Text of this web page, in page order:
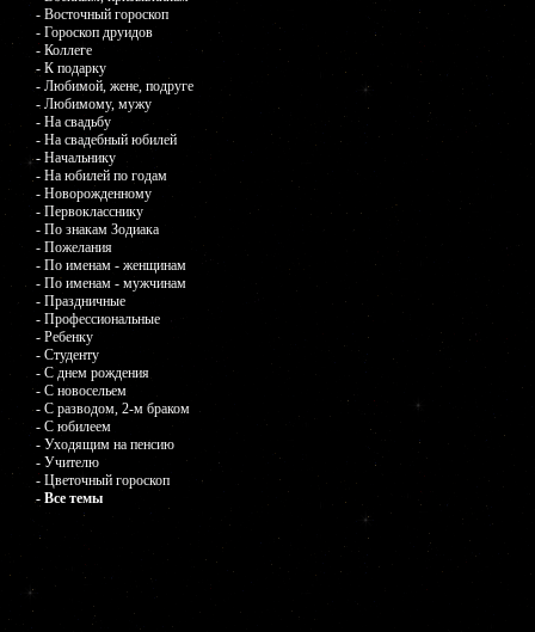
- Восточный гороскоп
- Гороскоп друидов
- Коллеге
- К подарку
- Любимой, жене, подруге
- Любимому, мужу
- На свадьбу
- На свадебный юбилей
- Начальнику
- На юбилей по годам
- Новорожденному
- Первокласснику
- По знакам Зодиака
- Пожелания
- По именам - женщинам
- По именам - мужчинам
- Праздничные
- Профессиональные
- Ребенку
- Студенту
- С днем рождения
- С новосельем
- С разводом, 2-м браком
- С юбилеем
- Уходящим на пенсию
- Учителю
- Цветочный гороскоп
- Все темы